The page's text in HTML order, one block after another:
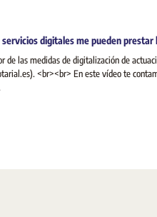
digitales me pueden prestar
las medidas de digitalización de
<br><br> En este vídeo te